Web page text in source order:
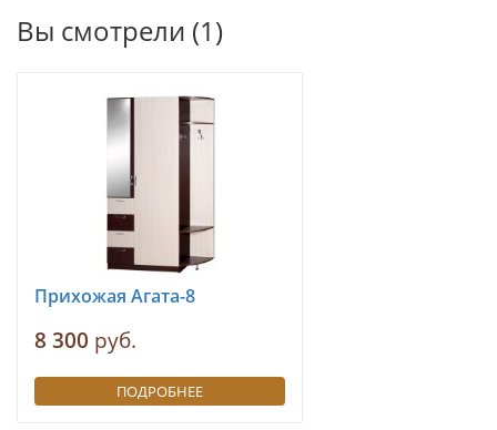
Вы смотрели (1)
Прихожая Агата-8
8 300 руб.
ПОДРОБНЕЕ